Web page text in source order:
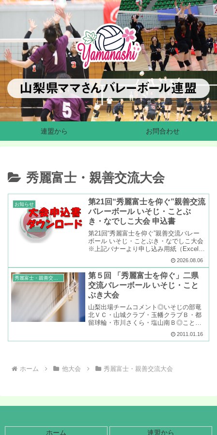
連盟から お問合わせ
秀麗富士・親善交流大会
お知らせ
第21回“秀麗富士を仰ぐ”親善交流
バレーボール いそじ・ことぶ
き・なでしこ大会 申込書
第21回“秀麗富士を仰ぐ”親善交流バレー
ボール いそじ・ことぶき・なでしこ大会
※上記バナーより申し込み用紙（Excel）
ータをダウンロードし、入力されたチー
ム代表者様は、郵送ではなく、電子メー
ルでExce...
2026.08.06
秀麗富士・親善交流大会
第５回 「秀麗富士を仰ぐ」二県
交流バレーボール いそじ・こと
ぶき大会
山梨出場チームコメント◎いそじの部竜
北ＶＣ・山城クラブ・玉幡クラブＢ・都
留球輪・市川さくら・塩山南Ｂ◎ことぶ
西ＶＣ・甲府ニューすずらん・セイレン
2011.01.16
ホーム 他大会 秀麗富士・親善交流大会
ホーム 連盟から